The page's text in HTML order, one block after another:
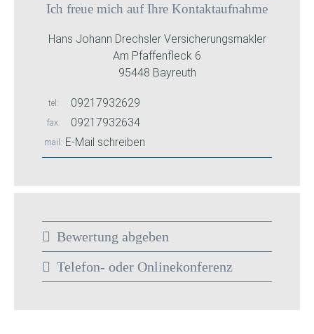
Ich freue mich auf Ihre Kontaktaufnahme
Hans Johann Drechsler Versicherungsmakler
Am Pfaffenfleck 6
95448 Bayreuth
tel 09217932629
fax 09217932634
mail E-Mail schreiben
Bewertung abgeben
Telefon- oder Onlinekonferenz